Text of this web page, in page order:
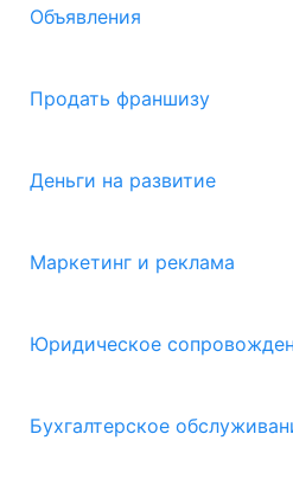
Объявления
Продать франшизу
Деньги на развитие
Маркетинг и реклама
Юридическое
Бухгалтерское